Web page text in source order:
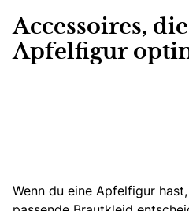
Accessoires,
Apfelfigur
Wenn du eine Apfelfigur